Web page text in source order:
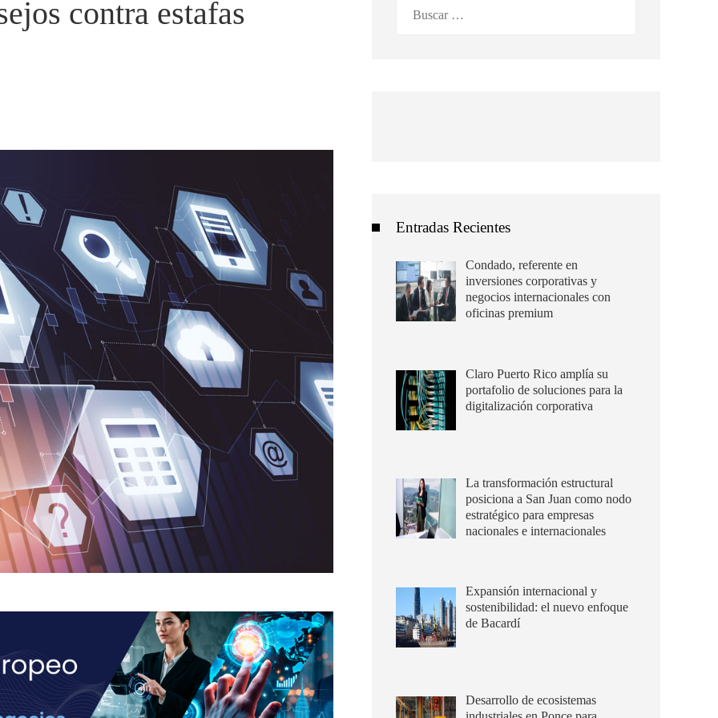
contra estafas
Entradas Recientes
Condado, referente en
inversiones corporativas y
negocios internacionales con
oficinas premium
Claro Puerto Rico amplía su
portafolio de soluciones para la
digitalización corporativa
La transformación estructural
posiciona a San Juan como nodo
estratégico para empresas
nacionales e internacionales
Expansión internacional y
sostenibilidad: el nuevo enfoque
de Bacardí
Desarrollo de ecosistemas